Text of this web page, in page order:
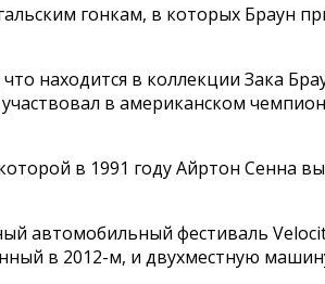
гонкам, в которых Браун
находится в коллекции Зака
в американском
в 1991 году Айртон Сенна
автомобильный фестиваль
в 2012-м, и двухместную